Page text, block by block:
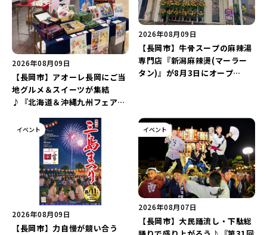
2026年08月09日
【長岡市】アオーレ長岡にご当
地グルメ＆スイーツが集結
♪『北海道＆沖縄九州フェア
より開催！北海道限定「生食感
チェルシー」をゲットしよう♪
2026年08月09日
【長岡市】牛骨スープの麻辣湯
専門店『新潟麻辣燙(マーラー
タン)』が8月3日にオープ
イベント
2026年08月09日
【長岡市】力自慢が競い合う
イベント
2026年08月07日
【長岡市】大民踊流し・下駄総